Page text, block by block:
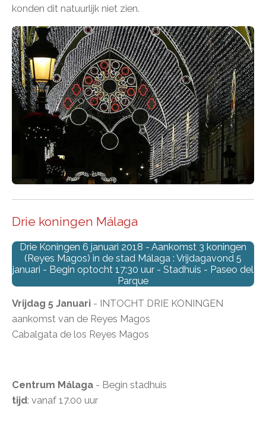
konden dit natuurlijk niet zien.
Drie koningen Málaga
Drie Koningen 6 januari 2018 - Aankomst 3 koningen
(Reyes Magos) in de stad Málaga : Vrijdagavond 5
januari - Begin optocht 17:30 uur - Stadhuis - Paseo del
Parque
Vrijdag 5 Januari - INTOCHT DRIE KONINGEN
aankomst van de Reyes Magos
Cabalgata de los Reyes Magos
Centrum Málaga - Begin stadhuis
tijd: vanaf 17.00 uur